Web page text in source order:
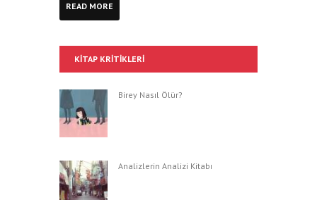
READ MORE
KITAP KRITIKLERI
Birey Nasıl Ölür?
Analizlerin Analizi Kitabı